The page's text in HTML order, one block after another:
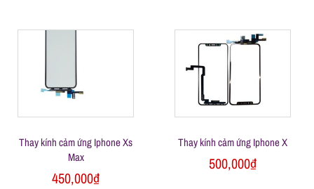
Thay kính cảm ứng Iphone Xs
Max
450,000₫
Thay kính cảm ứng Iphone X
500,000₫